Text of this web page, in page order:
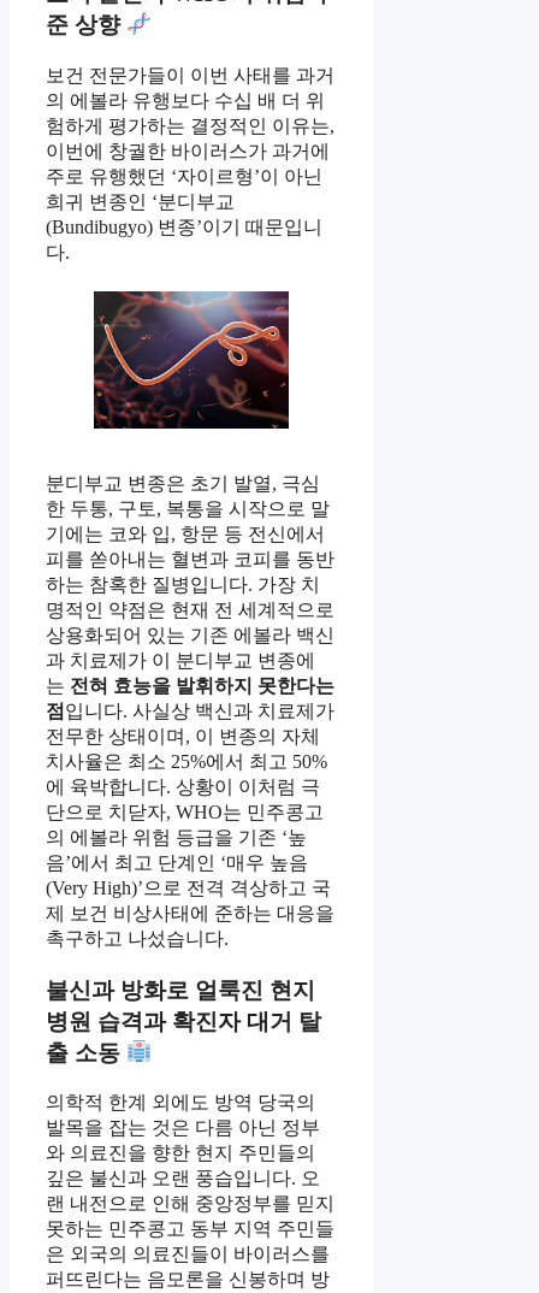
준 상향
보건 전문가들이 이번 사태를 과거
의 에볼라 유행보다 수십 배 더 위
험하게 평가하는 결정적인 이유는,
이번에 창궐한 바이러스가 과거에
주로 유행했던 ‘자이르형’이 아닌
희귀 변종인 ‘분디부교
(Bundibugyo) 변종’이기 때문입니
다.
분디부교 변종은 초기 발열, 극심
한 두통, 구토, 복통을 시작으로 말
기에는 코와 입, 항문 등 전신에서
피를 쏟아내는 혈변과 코피를 동반
하는 참혹한 질병입니다. 가장 치
명적인 약점은 현재 전 세계적으로
상용화되어 있는 기존 에볼라 백신
과 치료제가 이 분디부교 변종에
는 전혀 효능을 발휘하지 못한다는
점 입니다. 사실상 백신과 치료제가
전무한 상태이며, 이 변종의 자체
치사율은 최소 25%에서 최고 50%
에 육박합니다. 상황이 이처럼 극
단으로 치닫자, WHO는 민주콩고
의 에볼라 위험 등급을 기존 ‘높
음’에서 최고 단계인 ‘매우 높음
(Very High)’으로 전격 격상하고 국
제 보건 비상사태에 준하는 대응을
촉구하고 나섰습니다.
불신과 방화로 얼룩진 현지
병원 습격과 확진자 대거 탈
출 소동
의학적 한계 외에도 방역 당국의
발목을 잡는 것은 다름 아닌 정부
와 의료진을 향한 현지 주민들의
깊은 불신과 오랜 풍습입니다. 오
랜 내전으로 인해 중앙정부를 믿지
못하는 민주콩고 동부 지역 주민들
은 외국의 의료진들이 바이러스를
퍼뜨린다는 음모론을 신봉하며 방